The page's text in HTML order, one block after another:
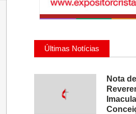
Últimas Notícias
Nota